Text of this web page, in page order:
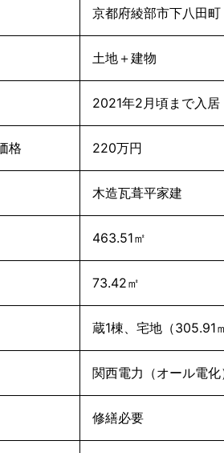
京都府綾部市下八田町
土地＋建物
2021年2月頃まで入居
格 220万円
木造瓦葺平家建
463.51㎡
73.42㎡
蔵1棟、宅地（305.91
関西電力（オール電化
修繕必要